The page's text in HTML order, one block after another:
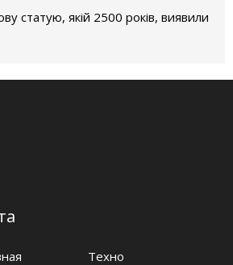
статую, якій 2500 років, виявили
Техно